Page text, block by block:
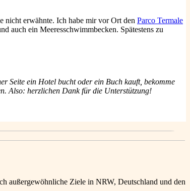
nicht erwähnte. Ich habe mir vor Ort den Parco Termale
auch ein Meeresschwimmbecken. Spätestens zu
Seite ein Hotel bucht oder ein Buch kauft, bekomme
Also: herzlichen Dank für die Unterstützung!
außergewöhnliche Ziele in NRW, Deutschland und den